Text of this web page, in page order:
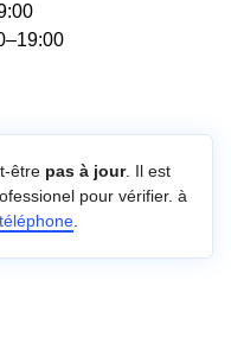
être pas à jour. Il est
pour vérifier. à
.